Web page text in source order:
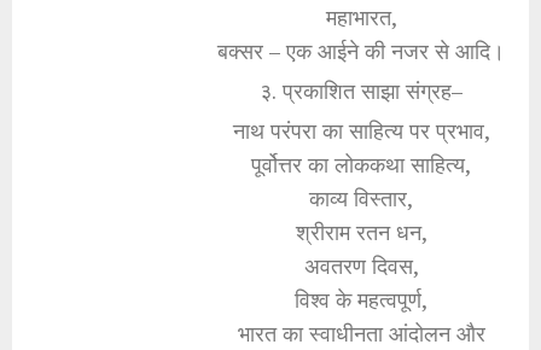
महाभारत,
बक्सर – एक आईने की नजर से आदि।
३. प्रकाशित साझा संग्रह–
नाथ परंपरा का साहित्य पर प्रभाव,
पूर्वोत्तर का लोककथा साहित्य,
काव्य विस्तार,
श्रीराम रतन धन,
अवतरण दिवस,
विश्व के महत्वपूर्ण,
भारत का स्वाधीनता आंदोलन और